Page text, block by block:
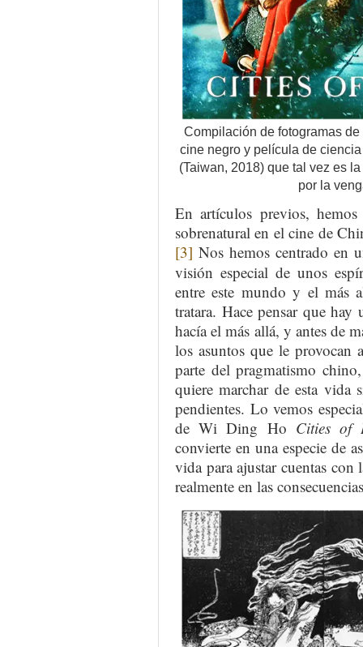
Compilación de fotogramas
cine negro y película de
(Taiwan, 2018) que tal vez es
por la
En artículos previos,
sobrenatural en el cine de
[3] Nos hemos centrado en
visión especial de unos
entre este mundo y el más
tratara. Hace pensar que
hacía el más allá, y antes de
los asuntos que le provocan
parte del pragmatismo
quiere marchar de esta vida
pendientes. Lo vemos
de Wi Ding Ho Cities of
convierte en una especie de
vida para ajustar cuentas
realmente en las